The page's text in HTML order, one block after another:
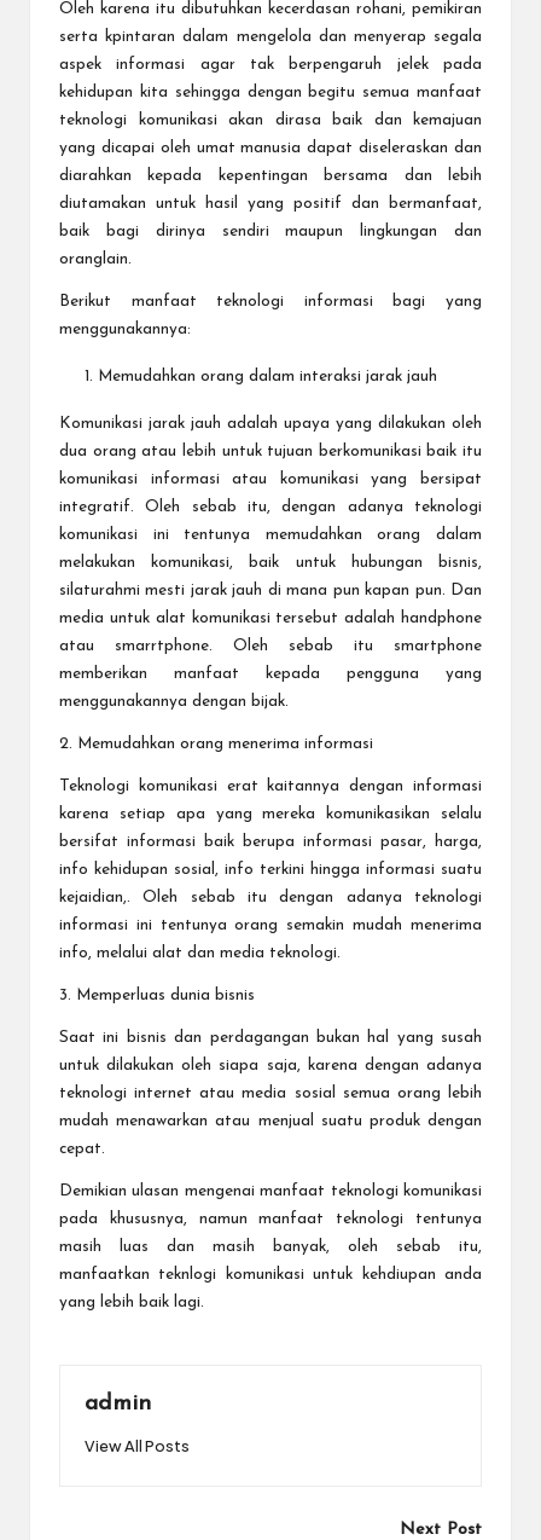
Oleh karena itu dibutuhkan kecerdasan rohani, pemikiran
serta kpintaran dalam mengelola dan menyerap segala
aspek informasi agar tak berpengaruh jelek pada
kehidupan kita sehingga dengan begitu semua manfaat
teknologi komunikasi akan dirasa baik dan kemajuan
yang dicapai oleh umat manusia dapat diseleraskan dan
diarahkan kepada kepentingan bersama dan lebih
diutamakan untuk hasil yang positif dan bermanfaat,
baik bagi dirinya sendiri maupun lingkungan dan
oranglain.
Berikut manfaat teknologi informasi bagi yang
menggunakannya:
Memudahkan orang dalam interaksi jarak jauh
Komunikasi jarak jauh adalah upaya yang dilakukan oleh
dua orang atau lebih untuk tujuan berkomunikasi baik itu
komunikasi informasi atau komunikasi yang bersipat
integratif. Oleh sebab itu, dengan adanya teknologi
komunikasi ini tentunya memudahkan orang dalam
melakukan komunikasi, baik untuk hubungan bisnis,
silaturahmi mesti jarak jauh di mana pun kapan pun. Dan
media untuk alat komunikasi tersebut adalah handphone
atau smarrtphone. Oleh sebab itu smartphone
memberikan manfaat kepada pengguna yang
menggunakannya dengan bijak.
2. Memudahkan orang menerima informasi
Teknologi komunikasi erat kaitannya dengan informasi
karena setiap apa yang mereka komunikasikan selalu
bersifat informasi baik berupa informasi pasar, harga,
info kehidupan sosial, info terkini hingga informasi suatu
kejaidian,. Oleh sebab itu dengan adanya teknologi
informasi ini tentunya orang semakin mudah menerima
info, melalui alat dan media teknologi.
3. Memperluas dunia bisnis
Saat ini bisnis dan perdagangan bukan hal yang susah
untuk dilakukan oleh siapa saja, karena dengan adanya
teknologi internet atau media sosial semua orang lebih
mudah menawarkan atau menjual suatu produk dengan
cepat.
Demikian ulasan mengenai manfaat teknologi komunikasi
pada khususnya, namun manfaat teknologi tentunya
masih luas dan masih banyak, oleh sebab itu,
manfaatkan teknlogi komunikasi untuk kehdiupan anda
yang lebih baik lagi.
admin
View All Posts
Next Post